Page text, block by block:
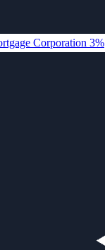
Corporation 3%